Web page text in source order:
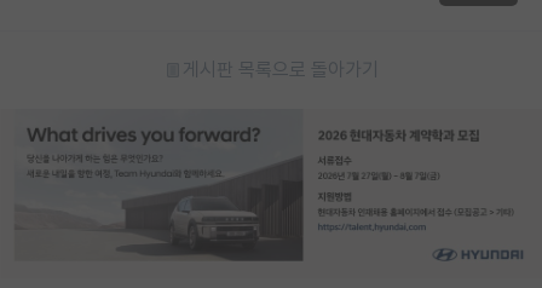
게시판 목록으로 돌아가기